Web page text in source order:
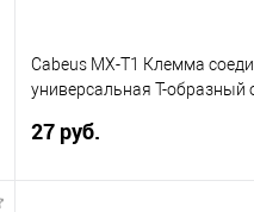
Cabeus MX-T1 Клемма
универсальная Т-образный
27 руб.